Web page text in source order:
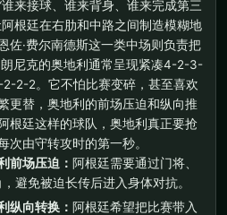
来接球、谁来背身、谁来完成第三
根廷在右肋和中路之间制造模糊地
佐·费尔南德斯这一类中场则负责把
尼克的奥地利通常呈现紧凑4-2-3-
2-2。它不怕比赛变碎，甚至喜欢
更替，奥地利的前场压迫和纵向推
根廷这样的球队，奥地利真正要抢
次由守转攻时的第一秒。
前场压迫： 阿根廷需要通过门将、
避免被迫长传后进入身体对抗。
纵向转换： 阿根廷希望把比赛带入